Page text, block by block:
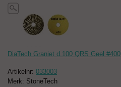
DiaTech Graniet d.100 QRS Geel #400
Artikelnr: 033003
Merk: StoneTech